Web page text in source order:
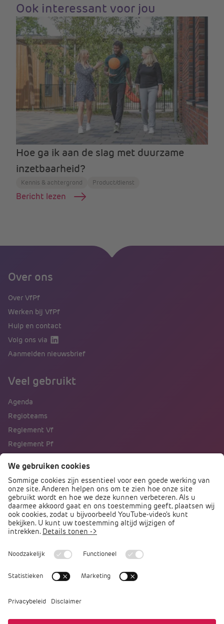
Ook interessant voor jou
Hoe ga ik aan de slag met duurzame
inzetbaarheid?
Kennis & achtergrond Product/dienst
Bericht lezen
Over ons
Over VfPf
Werken bij VfPf
Hulp en contact
Volg ons via
Aanmelden nieuwsbrief
Veel gebruikt
Agenda
Regioteams
Reglement Vf
Reglement Pf
Direct naar
Podcast PO praat
Arbocatalogus PO
Arbomeester